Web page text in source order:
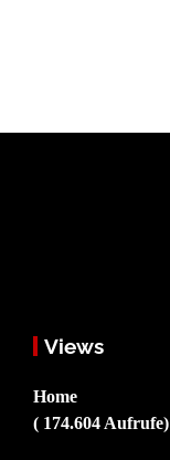
Views
Home
( 174.604 Aufrufe)